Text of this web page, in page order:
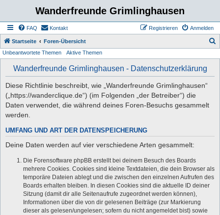
Wanderfreunde Grimlinghausen
FAQ Kontakt Anmelden
Registrieren
Startseite Foren-Übersicht
Unbeantwortete Themen Aktive Themen
Wanderfreunde Grimlinghausen - Datenschutzerklärung
Diese Richtlinie beschreibt, wie „Wanderfreunde Grimlinghausen“
(„https://wanderclique.de“) (im Folgenden „der Betreiber“) die
Daten verwendet, die während deines Foren-Besuchs gesammelt
werden.
UMFANG UND ART DER DATENSPEICHERUNG
Deine Daten werden auf vier verschiedene Arten gesammelt:
Die Forensoftware phpBB erstellt bei deinem Besuch des Boards
mehrere Cookies. Cookies sind kleine Textdateien, die dein Browser als
temporäre Dateien ablegt und die zwischen den einzelnen Aufrufen des
Boards erhalten bleiben. In diesen Cookies sind die aktuelle ID deiner
Sitzung (damit dir alle Seitenaufrufe zugeordnet werden können),
Informationen über die von dir gelesenen Beiträge (zur Markierung
dieser als gelesen/ungelesen; sofern du nicht angemeldet bist) sowie